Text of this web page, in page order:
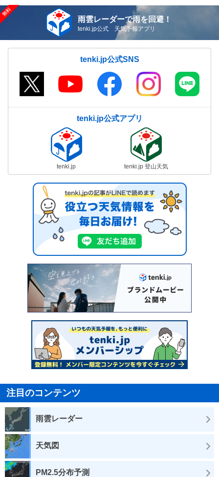
雨雲レーダーで雨を回避！
tenki.jp公式 天気予報アプリ
tenki.jp公式SNS
tenki.jp公式アプリ
tenki.jp tenki.jp 登山天気
注目のコンテンツ
雨雲レーダー
天気図
PM2.5分布予測